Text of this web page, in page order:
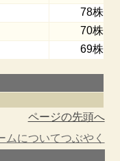
78株
70株
69株
ページの先頭へ
ムについてつぶやく